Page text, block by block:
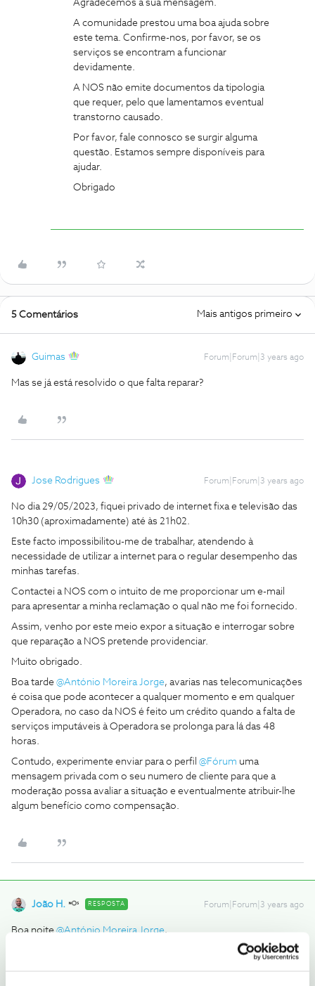
Agradecemos a sua mensagem.
A comunidade prestou uma boa ajuda sobre
este tema. Confirme-nos, por favor, se os
serviços se encontram a funcionar
devidamente.
A NOS não emite documentos da tipologia
que requer, pelo que lamentamos eventual
transtorno causado.
Por favor, fale connosco se surgir alguma
questão. Estamos sempre disponíveis para
ajudar.
Obrigado
5 Comentários Mais antigos primeiro
Guimas Forum|Forum|3 years ago
Mas se já está resolvido o que falta reparar?
Jose Rodrigues Forum|Forum|3 years ago
No dia 29/05/2023, fiquei privado de internet fixa e televisão das
10h30 (aproximadamente) até às 21h02.
Este facto impossibilitou-me de trabalhar, atendendo à
necessidade de utilizar a internet para o regular desempenho das
minhas tarefas.
Contactei a NOS com o intuito de me proporcionar um e-mail
para apresentar a minha reclamação o qual não me foi fornecido.
Assim, venho por este meio expor a situação e interrogar sobre
que reparação a NOS pretende providenciar.
Muito obrigado.
Boa tarde @António Moreira Jorge, avarias nas telecomunicações
é coisa que pode acontecer a qualquer momento e em qualquer
Operadora, no caso da NOS é feito um crédito quando a falta de
serviços imputáveis à Operadora se prolonga para lá das 48
horas.
Contudo, experimente enviar para o perfil @Fórum uma
mensagem privada com o seu numero de cliente para que a
moderação possa avaliar a situação e eventualmente atribuir-lhe
algum benefício como compensação.
João H. RESPOSTA Forum|Forum|3 years ago
Boa noite @António Moreira Jorge,